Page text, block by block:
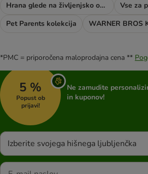
Hrana glede na življenjsko obdobje psa
Vse za
Pet Parents kolekcija
WARNER BROS
*PMC = priporočena maloprodajna cena **
5 %
Popust ob
prijavi!
Ne zamudite
in kuponov!
Izberite svojega hišnega ljubljenčka